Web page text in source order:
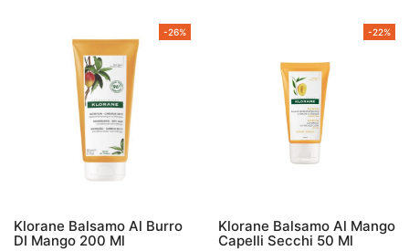
ERA:
€16.90.
ATTUALE
È:
€12.40.
€18.90.
ATTUALE
€13.96.
-26%
Klorane Balsamo Al Burro
DI Mango 200 Ml
-22%
Klorane Balsamo Al Mango
Capelli Secchi 50 Ml